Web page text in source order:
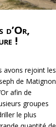
d’Or,
!
avons rejoint les
de Matignon
afin de
groupes
le plus